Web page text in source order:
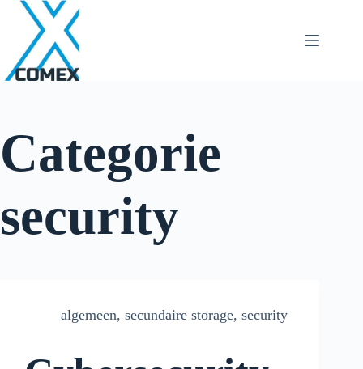
Categorie
security
algemeen, secundaire storage, security